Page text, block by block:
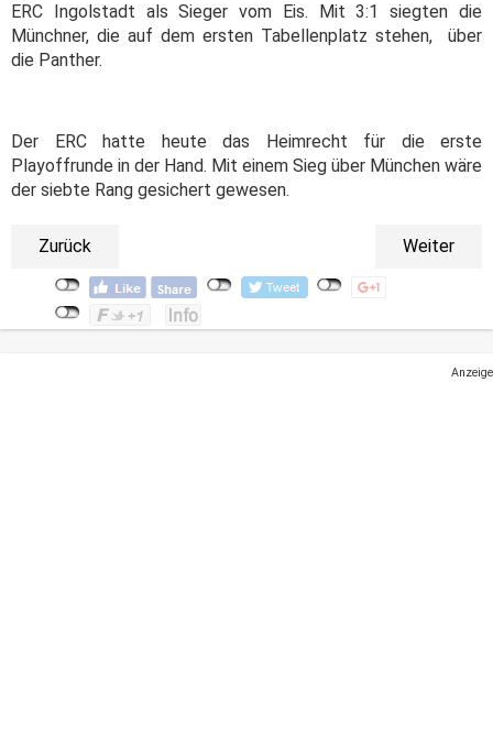
ERC Ingolstadt als Sieger vom Eis. Mit 3:1 siegten die
Münchner, die auf dem ersten Tabellenplatz stehen, über
die Panther.
Der ERC hatte heute das Heimrecht für die erste
Playoffrunde in der Hand. Mit einem Sieg über München wäre
der siebte Rang gesichert gewesen.
Zurück Weiter
Anzeige